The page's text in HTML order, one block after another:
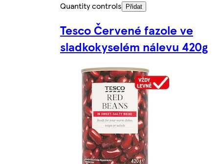
Quantity controls
Přidat
Tesco Červené fazole ve
sladkokyselém nálevu 420g